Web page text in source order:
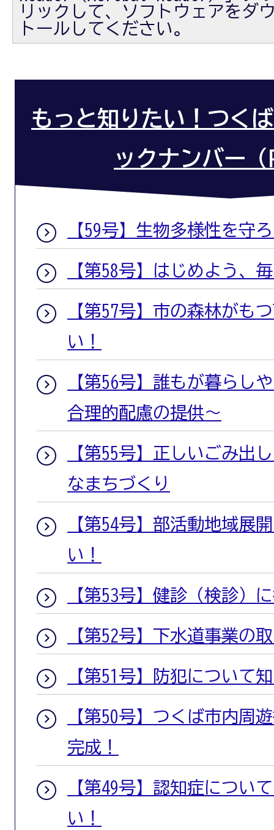
リックして、ソフトウェアをダ
トールしてください。
もっと知りたい！つく
ックナンバー（
【59号】生物多様性を守
【第58号】はじめよう、
【第57号】市の森林がも
い！
【第56号】誰もが暮らし
合理的配慮の提供〜
【第55号】正しいごみ出
なまちづくり
【第54号】部活動地域展
い！
【第53号】健診（検診）
【第52号】下水道事業の
【第51号】防犯について
【第50号】つくば市内周
完成！
【第49号】認知症につい
い！